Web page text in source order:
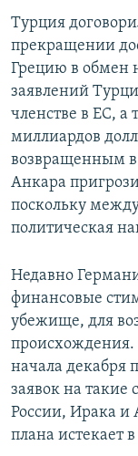
Турция
прекращении
Грецию в обмен
заявлений
членстве в ЕС, а
миллиардов
возвращенным в
Анкара
поскольку
политическая
Недавно
финансовые
убежище, для
происхождения.
начала декабря
заявок на такие
России, Ирака и
плана истекает